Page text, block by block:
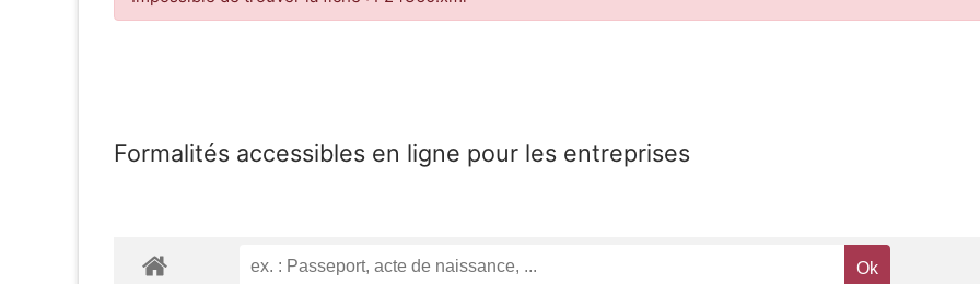
Formalités accessibles en ligne pour les entreprises